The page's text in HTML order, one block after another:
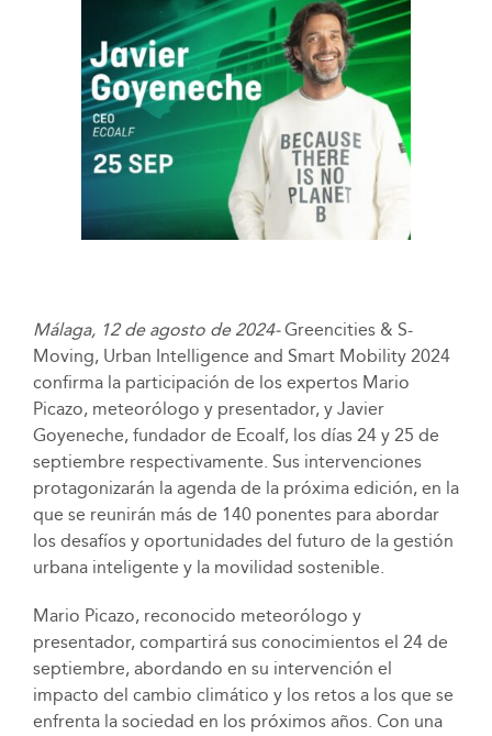
Málaga, 12 de agosto de 2024-Greencities & S-
Moving, Urban Intelligence and Smart Mobility 2024
confirma la participación de los expertos Mario
Picazo, meteorólogo y presentador, y Javier
Goyeneche, fundador de Ecoalf, los días 24 y 25 de
septiembre respectivamente. Sus intervenciones
protagonizarán la agenda de la próxima edición, en la
que se reunirán más de 140 ponentes para abordar
los desafíos y oportunidades del futuro de la gestión
urbana inteligente y la movilidad sostenible.
Mario Picazo, reconocido meteorólogo y
presentador, compartirá sus conocimientos el 24 de
septiembre, abordando en su intervención el
impacto del cambio climático y los retos a los que se
enfrenta la sociedad en los próximos años. Con una